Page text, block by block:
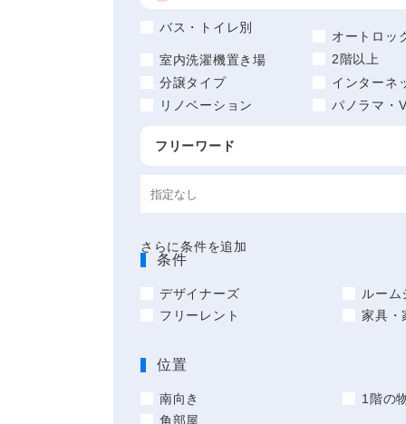
バス・トイレ別
オートロッ
室内洗濯機置き場
2階以上
分譲タイプ
インターネ
リノベーション
パノラマ・
フリーワード
さらに条件を追加
条件
デザイナーズ
ルーム
フリーレント
家具・
位置
南向き
1階の
角部屋